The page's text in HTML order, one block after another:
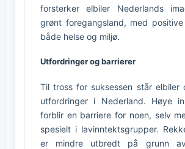
forsterker elbiler Nederlands
grønt foregangsland, med
både helse og miljø.
Utfordringer og barrierer
Til tross for suksessen står elbiler
utfordringer i Nederland. Høye
forblir en barriere for noen, selv
spesielt i lavinntektsgrupper.
er mindre utbredt på grunn